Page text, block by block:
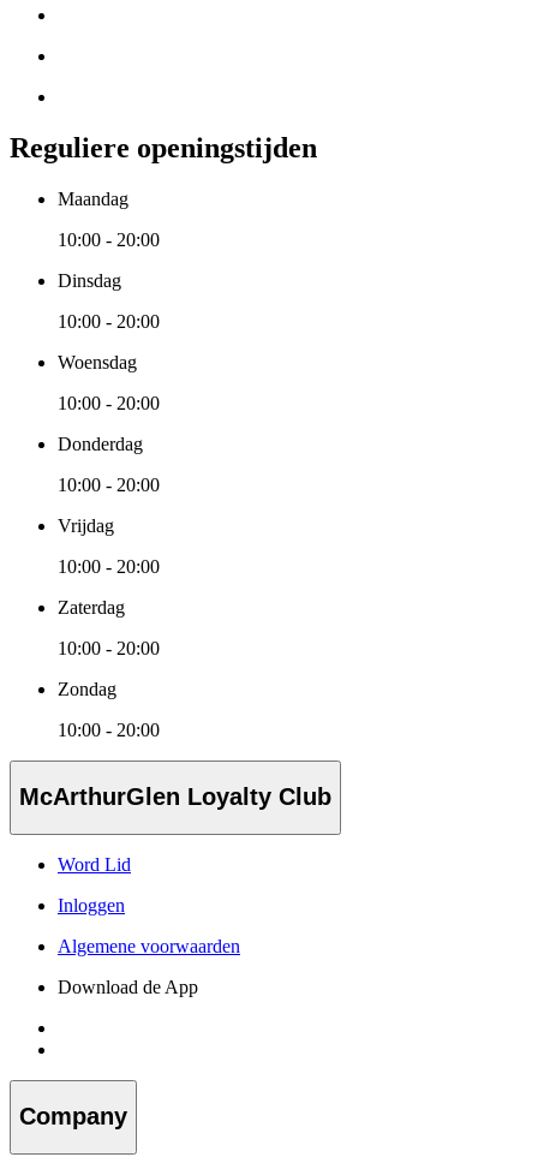
Reguliere openingstijden
Maandag
10:00 - 20:00
Dinsdag
10:00 - 20:00
Woensdag
10:00 - 20:00
Donderdag
10:00 - 20:00
Vrijdag
10:00 - 20:00
Zaterdag
10:00 - 20:00
Zondag
10:00 - 20:00
McArthurGlen Loyalty Club
Word Lid
Inloggen
Algemene voorwaarden
Download de App
Company